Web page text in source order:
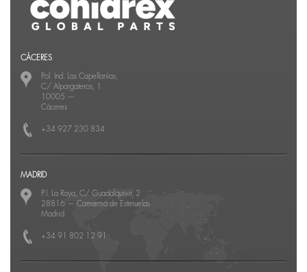
CÁCERES
Pol. Ind. Las Capellanías,
C/ Alpargateros, 1
10005 —
Cáceres
+34 927 230 834
MADRID
P.I. La Raya, C/ Guadalquivir, 2
28816 — Camarma de Esteruelas
Madrid
+34 91 802 12 91